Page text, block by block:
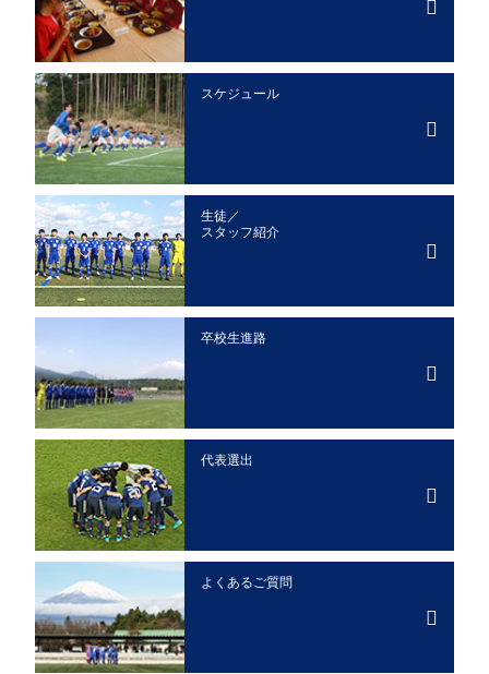
スケジュール
生徒／
スタッフ紹介
卒校生進路
代表選出
よくあるご質問